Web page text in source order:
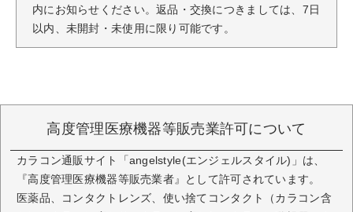
内にお知らせください。返品・交換につきましては、7日
以内、未開封・未使用に限り可能です。
高度管理医療機器等販売業許可について
カラコン通販サイト「angelstyle(エンジェルスタイル)」は、
『高度管理医療機器等販売業者』として許可されています。
医薬品、コンタクトレンズ、使い捨てコンタクト（カラコン含